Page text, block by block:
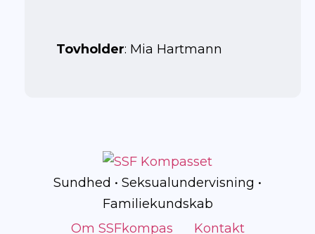
Tovholder: Mia Hartmann
Sundhed • Seksualundervisning •
Familiekundskab
Om SSFkompas
Kontakt